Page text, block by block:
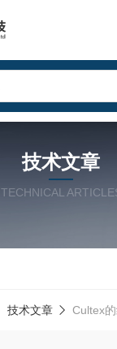
技术文章
TECHNICAL
技术文章 Cultex的细胞暴露ALI